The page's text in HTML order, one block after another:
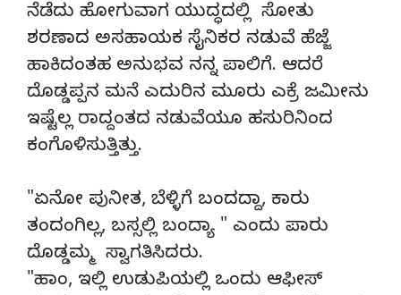
ನೆಡೆದು ಹೋಗುವಾಗ ಯುದ್ಧದಲ್ಲಿ ಸೋತು
ಶರಣಾದ ಅಸಹಾಯಕ ಸೈನಿಕರ ನಡುವೆ ಹೆಜ್ಜೆ
ಹಾಕಿದಂತಹ ಅನುಭವ ನನ್ನ ಪಾಲಿಗೆ. ಆದರೆ
ದೊಡ್ಡಪ್ಪನ ಮನೆ ಎದುರಿನ ಮೂರು ಎಕ್ರೆ ಜಮೀನು
ಇಷ್ಟೆಲ್ಲ ರಾದ್ದಂತದ ನಡುವೆಯೂ ಹಸುರಿನಿಂದ
ಕಂಗೊಳಿಸುತ್ತಿತ್ತು.
"ಏನೋ ಪುನೀತ, ಬೆಳ್ಳಿಗೆ ಬಂದದ್ದಾ, ಕಾರು
ತಂದಂಗಿಲ್ಲ, ಬಸ್ಸಲ್ಲಿ ಬಂದ್ಯಾ " ಎಂದು ಪಾರು
ದೊಡ್ಡಮ್ಮ ಸ್ವಾಗತಿಸಿದರು.
"ಹಾಂ, ಇಲ್ಲಿ ಉಡುಪಿಯಲ್ಲಿ ಒಂದು ಆಫೀಸ್